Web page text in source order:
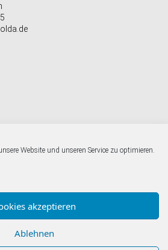
Website und unseren Service zu optimieren.
akzeptieren
Ablehnen
e.V.Impressum |